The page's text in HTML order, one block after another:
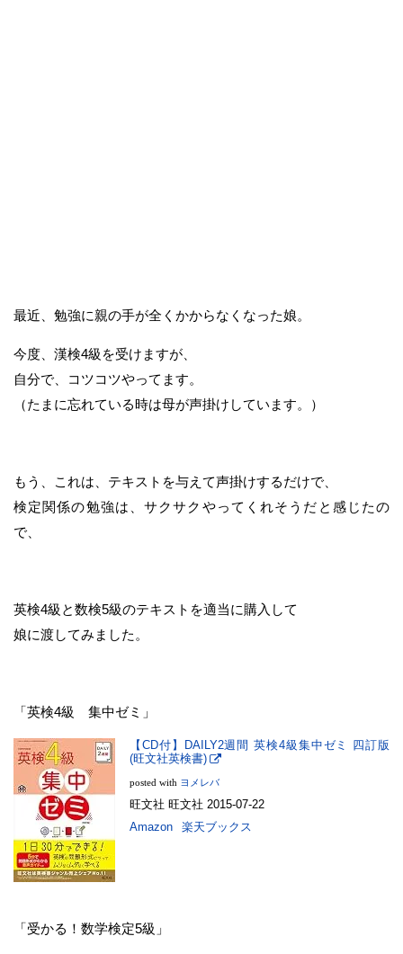
最近、勉強に親の手が全くかからなくなった娘。
今度、漢検4級を受けますが、
自分で、コツコツやってます。
（たまに忘れている時は母が声掛けしています。）
もう、これは、テキストを与えて声掛けするだけで、
検定関係の勉強は、サクサクやってくれそうだと感じたの
で、
英検4級と数検5級のテキストを適当に購入して
娘に渡してみました。
「英検4級 集中ゼミ」
【CD付】DAILY2週間 英検4級集中ゼミ 四訂版
(旺文社英検書)
posted with ヨメレバ
旺文社 旺文社 2015-07-22
Amazon
楽天ブックス
「受かる！数学検定5級」